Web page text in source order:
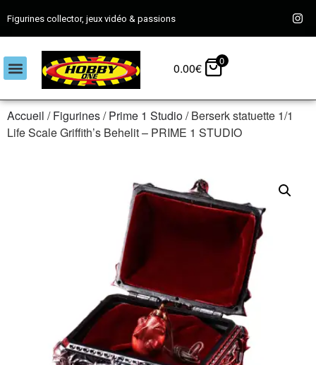
Figurines collector, jeux vidéo & passions
0.00€ 0
Accueil /Figurines/Prime 1 Studio/ Berserk statuette 1/1
Life Scale Griffith’s Behelit – PRIME 1 STUDIO